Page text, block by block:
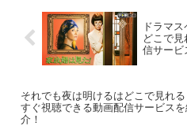
ドラマ
どこで
信サービ
それでも夜は明けるはどこで見れ
すぐ視聴できる動画配信サービスを
介！